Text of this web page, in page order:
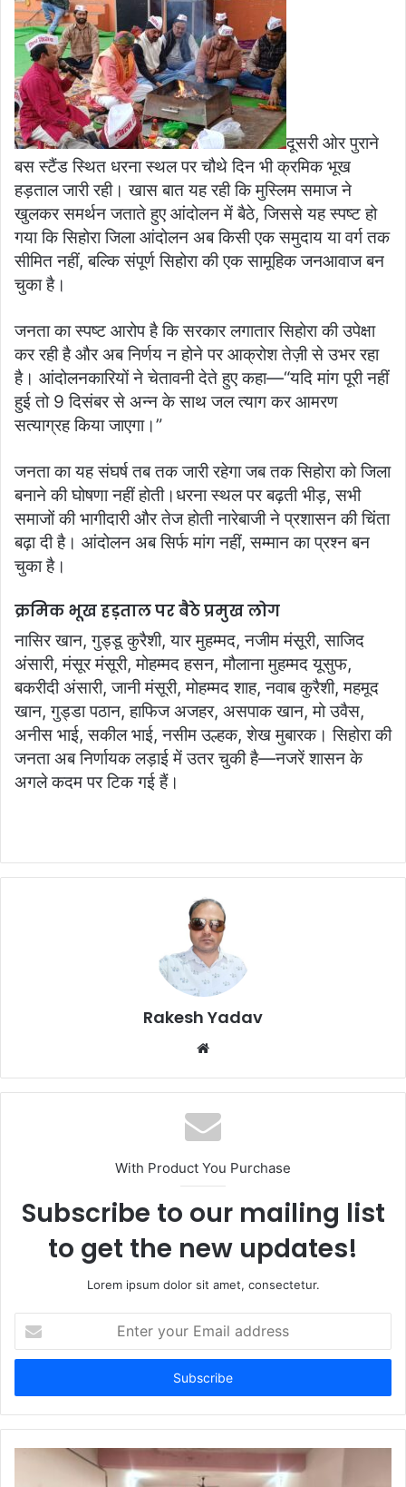
दूसरी ओर पुराने
बस स्टैंड स्थित धरना स्थल पर चौथे दिन भी क्रमिक भूख
हड़ताल जारी रही। खास बात यह रही कि मुस्लिम समाज ने
खुलकर समर्थन जताते हुए आंदोलन में बैठे, जिससे यह स्पष्ट हो
गया कि सिहोरा जिला आंदोलन अब किसी एक समुदाय या वर्ग तक
सीमित नहीं, बल्कि संपूर्ण सिहोरा की एक सामूहिक जनआवाज बन
चुका है।
जनता का स्पष्ट आरोप है कि सरकार लगातार सिहोरा की उपेक्षा
कर रही है और अब निर्णय न होने पर आक्रोश तेज़ी से उभर रहा
है। आंदोलनकारियों ने चेतावनी देते हुए कहा—“यदि मांग पूरी नहीं
हुई तो 9 दिसंबर से अन्न के साथ जल त्याग कर आमरण
सत्याग्रह किया जाएगा।”
जनता का यह संघर्ष तब तक जारी रहेगा जब तक सिहोरा को जिला
बनाने की घोषणा नहीं होती।धरना स्थल पर बढ़ती भीड़, सभी
समाजों की भागीदारी और तेज होती नारेबाजी ने प्रशासन की चिंता
बढ़ा दी है। आंदोलन अब सिर्फ मांग नहीं, सम्मान का प्रश्न बन
चुका है।
क्रमिक भूख हड़ताल पर बैठे प्रमुख लोग
नासिर खान, गुड्डू कुरैशी, यार मुहम्मद, नजीम मंसूरी, साजिद
अंसारी, मंसूर मंसूरी, मोहम्मद हसन, मौलाना मुहम्मद यूसुफ,
बकरीदी अंसारी, जानी मंसूरी, मोहम्मद शाह, नवाब कुरैशी, महमूद
खान, गुड्डा पठान, हाफिज अजहर, असपाक खान, मो उवैस,
अनीस भाई, सकील भाई, नसीम उल्हक, शेख मुबारक। सिहोरा की
जनता अब निर्णायक लड़ाई में उतर चुकी है—नजरें शासन के
अगले कदम पर टिक गई हैं।
Rakesh Yadav
b
s
i
e
With Product You Purchase
Subscribe to our mailing list
to get the new updates!
Lorem ipsum dolor sit amet, consectetur.
t
r
y